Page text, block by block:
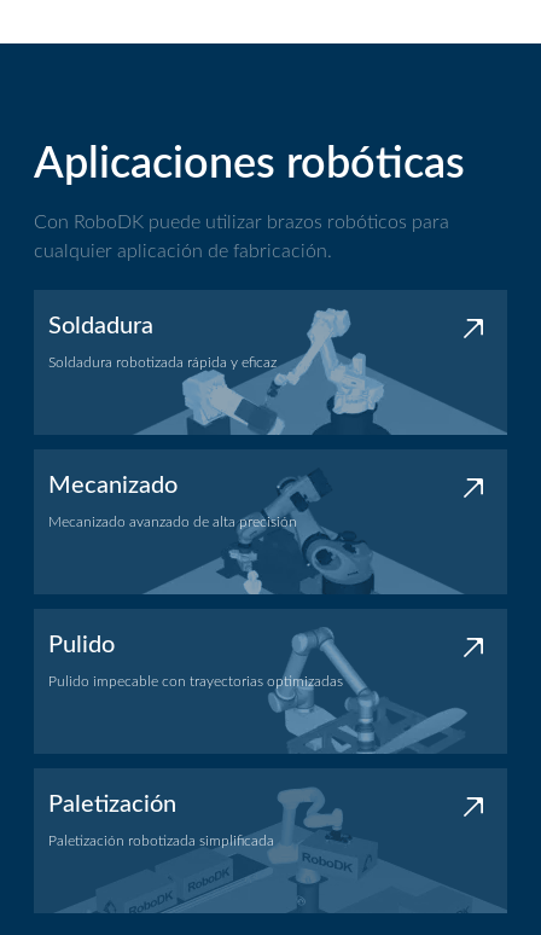
Aplicaciones robóticas
Con RoboDK puede utilizar brazos robóticos para
cualquier aplicación de fabricación.
Soldadura
Soldadura robotizada rápida y eficaz
Aplicación de soldadura
Mecanizado
Mecanizado avanzado de alta precisión
Aplicación de mecanizado
Pulido
Pulido impecable con trayectorias optimizadas
Paletización
Paletización robotizada simplificada
Aplicación de paletización